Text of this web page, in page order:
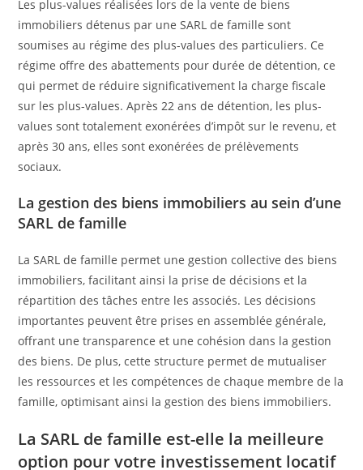
Les plus-values réalisées lors de la vente de biens
immobiliers détenus par une SARL de famille sont
soumises au régime des plus-values des particuliers. Ce
régime offre des abattements pour durée de détention, ce
qui permet de réduire significativement la charge fiscale
sur les plus-values. Après 22 ans de détention, les plus-
values sont totalement exonérées d’impôt sur le revenu, et
après 30 ans, elles sont exonérées de prélèvements
sociaux.
La gestion des biens immobiliers au sein d’une
SARL de famille
La SARL de famille permet une gestion collective des biens
immobiliers, facilitant ainsi la prise de décisions et la
répartition des tâches entre les associés. Les décisions
importantes peuvent être prises en assemblée générale,
offrant une transparence et une cohésion dans la gestion
des biens. De plus, cette structure permet de mutualiser
les ressources et les compétences de chaque membre de la
famille, optimisant ainsi la gestion des biens immobiliers.
La SARL de famille est-elle la meilleure
option pour votre investissement locatif